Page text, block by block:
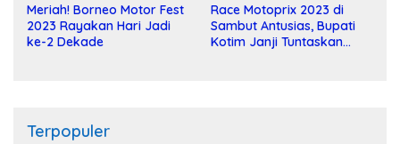
Meriah! Borneo Motor Fest
2023 Rayakan Hari Jadi
ke-2 Dekade
Race Motoprix 2023 di
Sambut Antusias, Bupati
Kotim Janji Tuntaskan
Terpopuler